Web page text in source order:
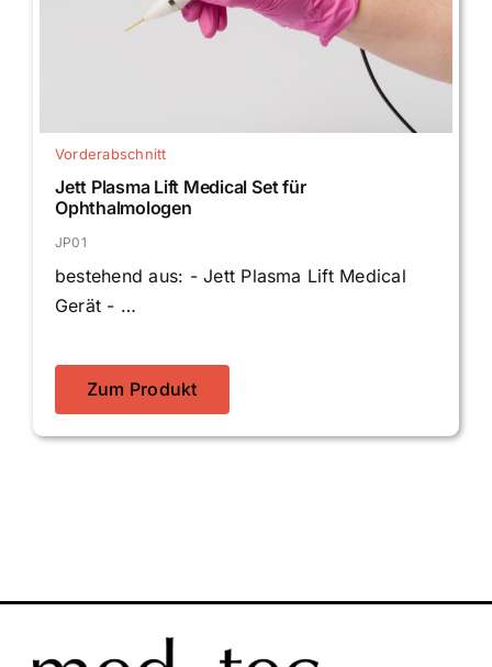
Vorderabschnitt
Jett Plasma Lift Medical Set für
Ophthalmologen
JP01
bestehend aus: - Jett Plasma Lift Medical
Gerät - …
Zum Produkt